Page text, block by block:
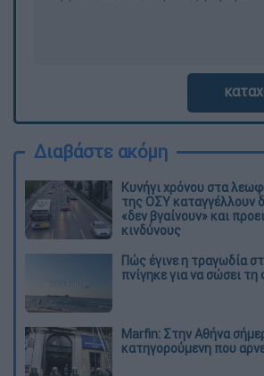
Διαβάστε ακόμη
Κυνήγι χρόνου στα
της ΟΣΥ καταγγέλλουν
«δεν βγαίνουν» και
κινδύνους
Πώς έγινε η τραγωδία
πνίγηκε για να σώσει
Marfin: Στην Αθήνα
κατηγορούμενη που